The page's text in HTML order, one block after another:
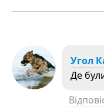
Угол
Де